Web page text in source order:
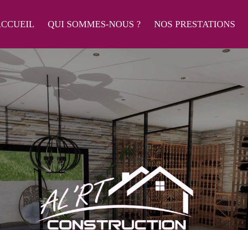
QUI SOMMES-NOUS ? NOS PRESTATIONS